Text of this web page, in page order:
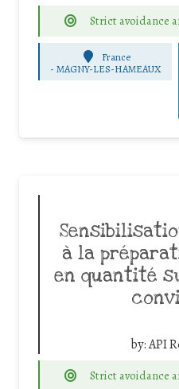
Strict avoidance
France
-MAGNY-LES-HAMEAUX
à la
en quantité
by:API
Strict avoidance